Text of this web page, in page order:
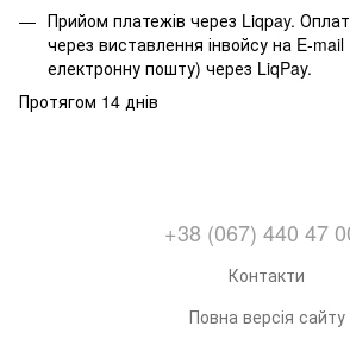
Прийом платежів через Liqpay.
через виставлення інвойсу на E-mail
електронну пошту) через LiqPay.
Протягом 14 днів
+38 (067) 440 47
Контакти
Повна версія сайту